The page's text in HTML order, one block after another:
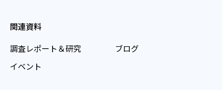
関連資料
調査レポート＆研究
イベント
ブログ